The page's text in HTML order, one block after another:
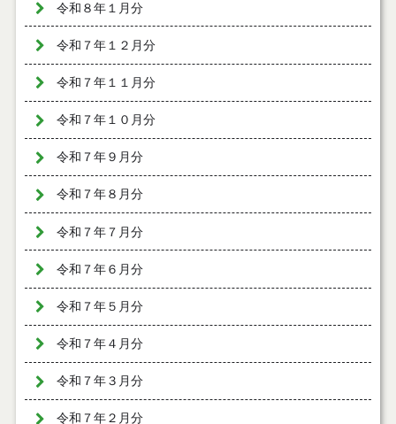
令和８年１月分
令和７年１２月分
令和７年１１月分
令和７年１０月分
令和７年９月分
令和７年８月分
令和７年７月分
令和７年６月分
令和７年５月分
令和７年４月分
令和７年３月分
令和７年２月分